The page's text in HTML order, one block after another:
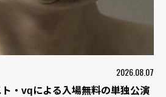
2026.08.07
・vqによる入場無料の単独公演